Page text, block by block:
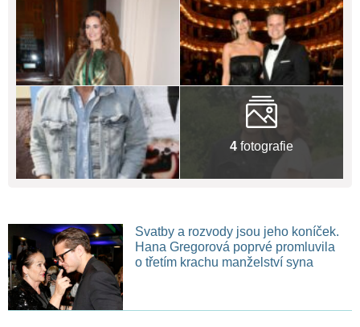
4 fotografie
Svatby a rozvody jsou jeho koníček.
Hana Gregorová poprvé promluvila
o třetím krachu manželství syna